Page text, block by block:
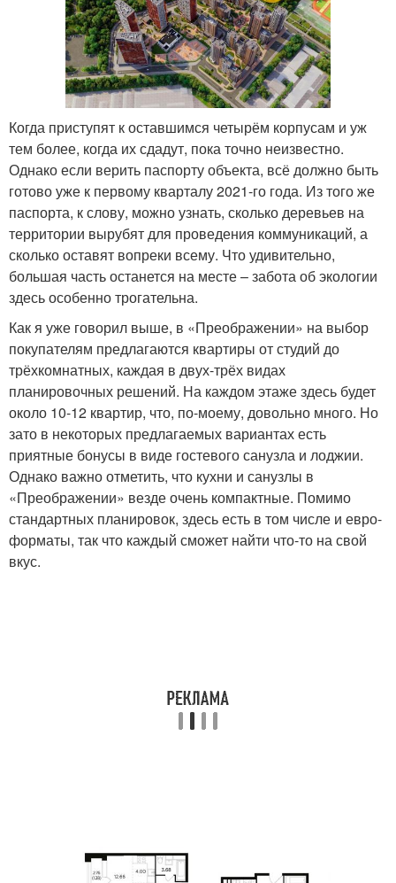
Когда приступят к оставшимся четырём корпусам и уж
тем более, когда их сдадут, пока точно неизвестно.
Однако если верить паспорту объекта, всё должно быть
готово уже к первому кварталу 2021-го года. Из того же
паспорта, к слову, можно узнать, сколько деревьев на
территории вырубят для проведения коммуникаций, а
сколько оставят вопреки всему. Что удивительно,
большая часть останется на месте – забота об экологии
здесь особенно трогательна.
Как я уже говорил выше, в «Преображении» на выбор
покупателям предлагаются квартиры от студий до
трёхкомнатных, каждая в двух-трёх видах
планировочных решений. На каждом этаже здесь будет
около 10-12 квартир, что, по-моему, довольно много. Но
зато в некоторых предлагаемых вариантах есть
приятные бонусы в виде гостевого санузла и лоджии.
Однако важно отметить, что кухни и санузлы в
«Преображении» везде очень компактные. Помимо
стандартных планировок, здесь есть в том числе и евро-
форматы, так что каждый сможет найти что-то на свой
вкус.